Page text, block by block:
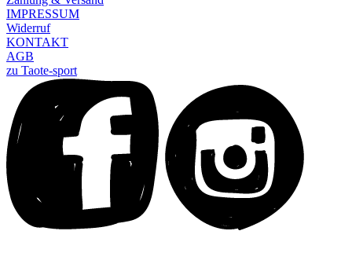
IMPRESSUM
Widerruf
KONTAKT
AGB
zu Taote-sport